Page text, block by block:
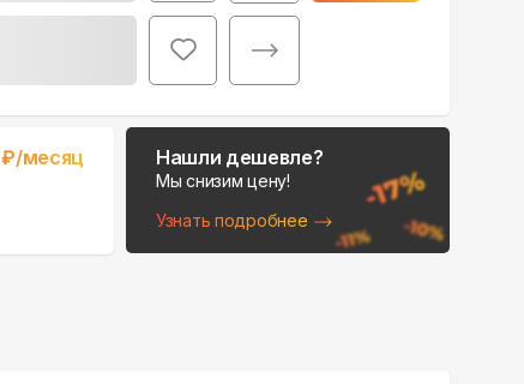
Поможем выбрать
место для монтажа:
В Telegram
₽/месяц Нашли дешевле?
Мы снизим цену!
Узнать подробнее